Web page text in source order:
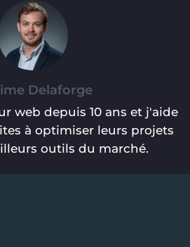
Delaforge
web depuis 10 ans et j'aide
à optimiser leurs projets
outils du marché.